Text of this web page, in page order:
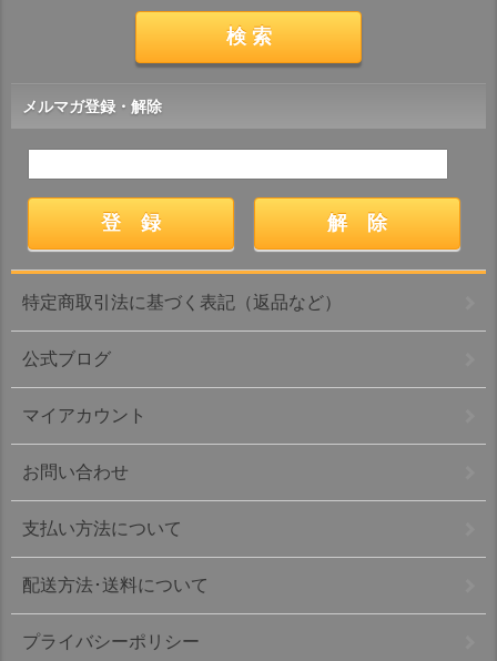
メルマガ登録・解除
特定商取引法に基づく表記（返品など）
公式ブログ
マイアカウント
お問い合わせ
支払い方法について
配送方法･送料について
プライバシーポリシー